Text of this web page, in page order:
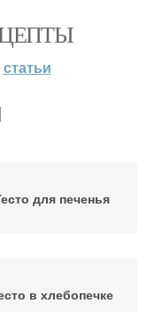
статьи
для печенья
в хлебопечке